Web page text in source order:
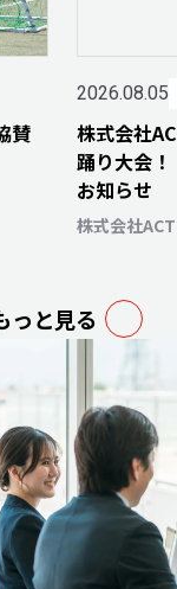
賛
2026.08.05
株式会社
踊り大会
お知らせ
株式会社
っと見る